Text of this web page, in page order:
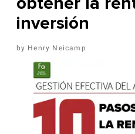
inversión
Henry Neicamp